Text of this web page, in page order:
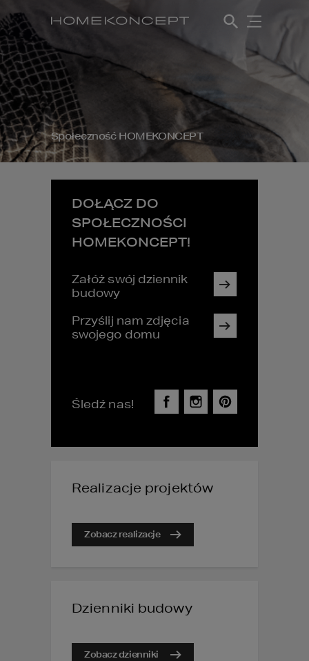
Społeczność HOMEKONCEPT
DOŁĄCZ DO
SPOŁECZNOŚCI
HOMEKONCEPT!
Załóż swój dziennik
budowy
Przyślij nam zdjęcia
swojego domu
Śledź nas!
Realizacje projektów
Zobacz realizacje
Dzienniki budowy
Zobacz dzienniki